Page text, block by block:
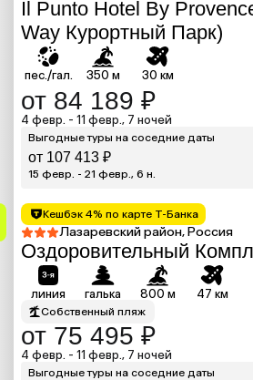
Il Punto Hotel By
Way Курортный Парк)
пес./гал. 350 м 30 км
от 84 189 ₽
4 февр. - 11 февр., 7 ночей
Выгодные туры на соседние даты
от 107 413 ₽
15 февр. - 21 февр., 6 н.
Кешбэк 4% по карте Т-Банка
Лазаревский район, Россия
Оздоровительный
линия галька 800 м 47 км
Собственный пляж
от 75 495 ₽
4 февр. - 11 февр., 7 ночей
Выгодные туры на соседние даты